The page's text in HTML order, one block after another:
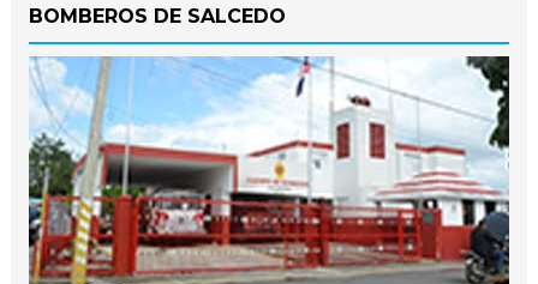
BOMBEROS DE SALCEDO